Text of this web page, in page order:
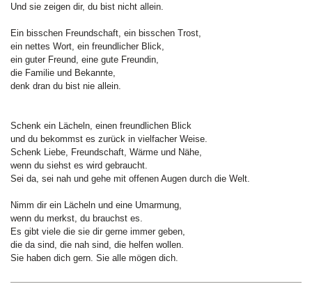
Und sie zeigen dir, du bist nicht allein.
Ein bisschen Freundschaft, ein bisschen Trost,
ein nettes Wort, ein freundlicher Blick,
ein guter Freund, eine gute Freundin,
die Familie und Bekannte,
denk dran du bist nie allein.
Schenk ein Lächeln, einen freundlichen Blick
und du bekommst es zurück in vielfacher Weise.
Schenk Liebe, Freundschaft, Wärme und Nähe,
wenn du siehst es wird gebraucht.
Sei da, sei nah und gehe mit offenen Augen durch die Welt.
Nimm dir ein Lächeln und eine Umarmung,
wenn du merkst, du brauchst es.
Es gibt viele die sie dir gerne immer geben,
die da sind, die nah sind, die helfen wollen.
Sie haben dich gern. Sie alle mögen dich.